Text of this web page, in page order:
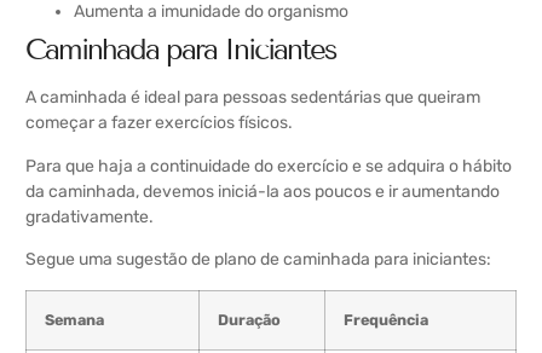
Aumenta a imunidade do organismo
Caminhada para Iniciantes
A caminhada é ideal para pessoas sedentárias que queiram
começar a fazer exercícios físicos.
Para que haja a continuidade do exercício e se adquira o hábito
da caminhada, devemos iniciá-la aos poucos e ir aumentando
gradativamente.
Segue uma sugestão de plano de caminhada para iniciantes:
Semana Duração Frequência